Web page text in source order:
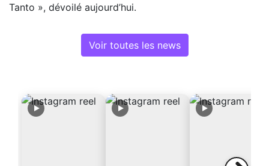
Tanto », dévoilé aujourd’hui.
Voir toutes les news